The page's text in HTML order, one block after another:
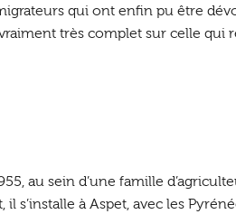
qui ont enfin pu être
très complet sur celle qui
au sein d’une famille
s’installe à Aspet, avec les